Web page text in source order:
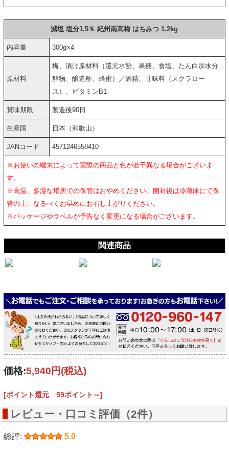
減塩 塩分1.5％ 紀州南高梅 はちみつ 1.2kg
内容量 300g×4
原材料
梅、漬け原材料（還元水飴、果糖、食塩、たん白加水分
解物、醸造酢、蜂蜜）／酒精、甘味料（スクラロー
ス）、ビタミンB1
賞味期限 製造後90日
生産国 日本（和歌山）
JANコード 4571246558410
※お使いの端末によって実際の商品と色が若干異なる場合がございま
す。
※高温、多湿な場所での保管はおやめください。開封後は冷蔵庫にて保
管の上、なるべくお早めにお召し上がりください。
※パッケージやラベルが予告なく変更になる場合がございます。
関連商品
価格:5,940円(税込)
[ポイント還元 59ポイント～]
レビュー・口コミ評価（2件）
総評: 5.0